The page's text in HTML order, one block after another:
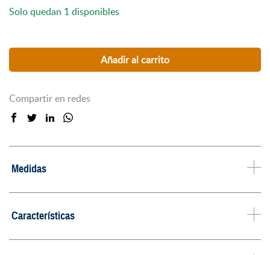
Solo quedan 1 disponibles
Añadir al carrito
Compartir en redes
Medidas
Características